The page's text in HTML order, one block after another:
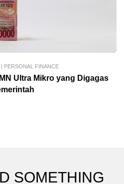
| PERSONAL FINANCE
Ultra Mikro yang Digagas
SOMETHING